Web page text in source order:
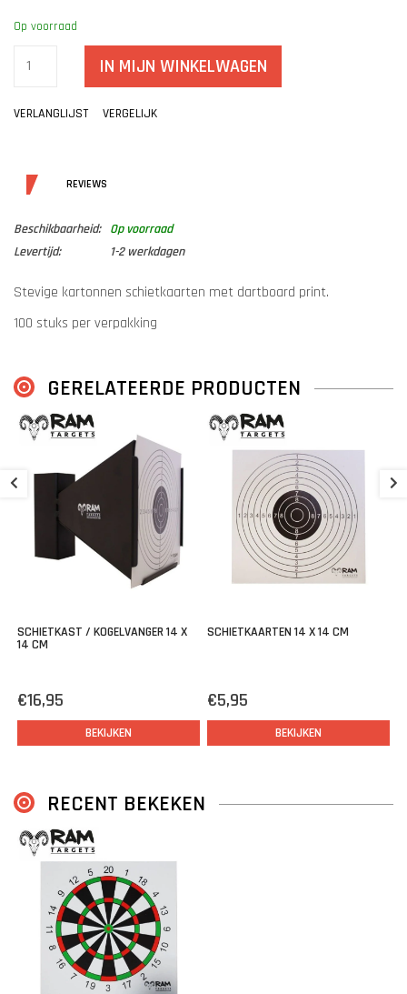
Op voorraad
IN MIJN WINKELWAGEN
VERLANGLIJST VERGELIJK
DETAILSREVIEWS
Beschikbaarheid:
Op voorraad
Levertijd:
1-2 werkdagen
Stevige kartonnen schietkaarten met dartboard print.
100 stuks per verpakking
GERELATEERDE PRODUCTEN
SCHIETKAST / KOGELVANGER 14 X
14 CM
€16,95
BEKIJKEN
SCHIETKAARTEN 14 X 14 CM
€5,95
BEKIJKEN
RECENT BEKEKEN